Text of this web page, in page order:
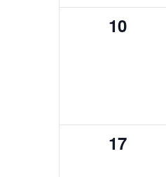
0
10
0
17